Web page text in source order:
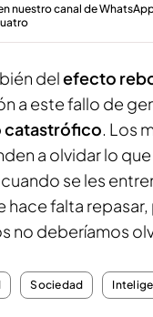
nuestro canal de
delefecto
a este fallo de
catastrófico. Los
a olvidar lo
se les
hace falta repasar,
no deberíamos
Sociedad